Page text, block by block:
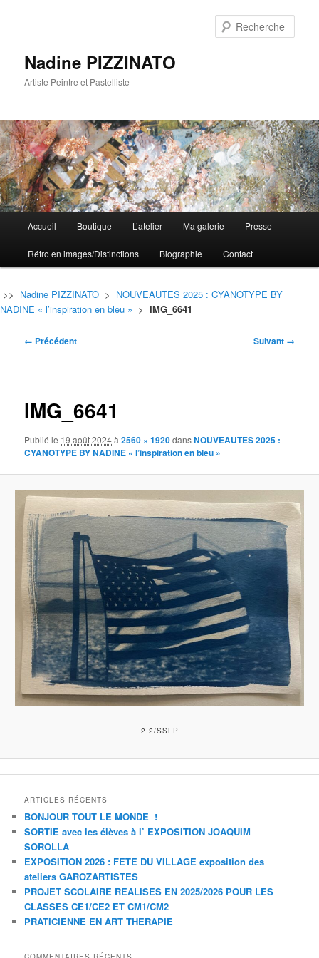
Nadine PIZZINATO
Artiste Peintre et Pastelliste
principal
Aller
au
contenu
principal
Aller
au
contenu
secondaire
Accueil Boutique L’atelier Ma galerie Presse
Rétro en images/Distinctions Biographie Contact
>> Nadine PIZZINATO > NOUVEAUTES 2025 : CYANOTYPE BY
NADINE « l’inspiration en bleu » > IMG_6641
Navigation
← Précédent Suivant →
IMG_6641
Publié le 19 août 2024à2560 × 1920dansNOUVEAUTES 2025 :
CYANOTYPE BY NADINE « l’inspiration en bleu »
2.2/SSLP
ARTICLES RÉCENTS
BONJOUR TOUT LE MONDE !
SORTIE avec les élèves à l’ EXPOSITION JOAQUIM
SOROLLA
EXPOSITION 2026 : FETE DU VILLAGE exposition des
ateliers GAROZARTISTES
PROJET SCOLAIRE REALISES EN 2025/2026 POUR LES
CLASSES CE1/CE2 ET CM1/CM2
PRATICIENNE EN ART THERAPIE